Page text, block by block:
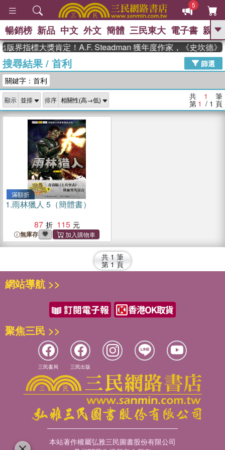
5
GO
高希均教授回憶錄
、 The Odyssey 、 父親節 、 花開錦
李登輝時代 、 數學女孩：黎曼猜想
、
如果歷史是一
群喵 、 臺灣漫遊錄
暢銷榜 新品 中文 外文 簡體 三民東大 電子書 親子
版界指標大獎肯定！A.F. Steadman 獲年度作家，《史坎德》
搜尋結果/ 首利
篩選
關鍵字：首利
顯示 排序 共 1 筆
第 1 / 1 頁
滿額折
1.雨林獵人 5（簡體書）
87
115
無庫存
共 1 筆
第 1 頁
網站導航 >>
聚焦三民 >>
三民書局 三民出版
本站著作權屬弘雅三民圖書股份有限公司